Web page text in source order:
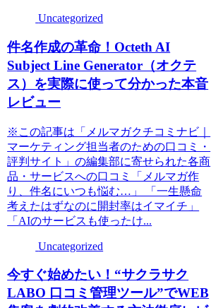
Uncategorized
件名作成の革命！Octeth AI
Subject Line Generator（オクテ
ス）を実際に使って分かった本音
レビュー
※この記事は「メルマガクチコミナビ｜
マーケティング担当者のための口コミ・
評判サイト」の編集部に寄せられた各商
品・サービスへの口コミ「メルマガ作
り、件名にいつも悩む…」 「一生懸命
考えたはずなのに開封率はイマイチ」
「AIのサービスも使ったけ...
Uncategorized
今すぐ始めたい！“サクラサク
LABO 口コミ管理ツール”でWEB